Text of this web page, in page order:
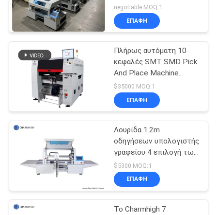
ΠΟΛΙΤΙΚΉ
ΑΠΟΡΡΉΤΟΥ
SMD κεφαλιών και
μηχανή θέσεων
negotiable MOQ:1
ΕΠΑΦΉ
Πλήρως αυτόματη 10
κεφαλές SMT SMD Pick
And Place Machine
01005 PCBA
κατασκευαστική μηχανή
$35000 MOQ:1
ΕΠΑΦΉ
Λουρίδα 1.2m
οδηγήσεων υπολογιστής
γραφείου 4 επιλογή των
οδηγήσεων κεφαλιών
και μηχανή CHMT510,
11000cph θέσεων
$5300 MOQ:1
ΕΠΑΦΉ
Το Charmhigh 7